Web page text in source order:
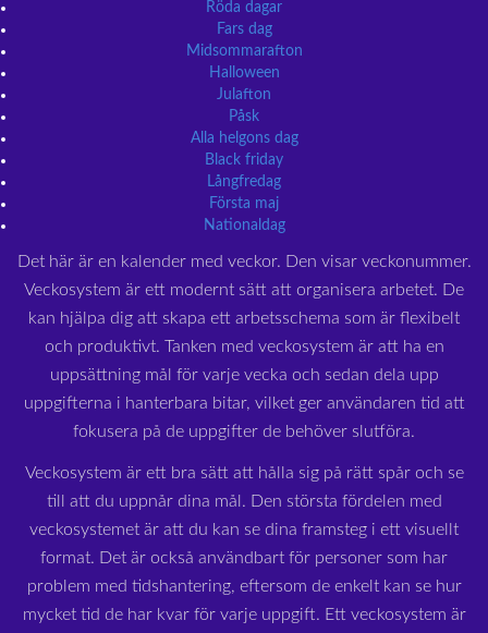
Röda dagar
Fars dag
Midsommarafton
Halloween
Julafton
Påsk
Alla helgons dag
Black friday
Långfredag
Första maj
Nationaldag
Det här är en kalender med veckor. Den visar veckonummer.
Veckosystem är ett modernt sätt att organisera arbetet. De
kan hjälpa dig att skapa ett arbetsschema som är flexibelt
och produktivt. Tanken med veckosystem är att ha en
uppsättning mål för varje vecka och sedan dela upp
uppgifterna i hanterbara bitar, vilket ger användaren tid att
fokusera på de uppgifter de behöver slutföra.
Veckosystem är ett bra sätt att hålla sig på rätt spår och se
till att du uppnår dina mål. Den största fördelen med
veckosystemet är att du kan se dina framsteg i ett visuellt
format. Det är också användbart för personer som har
problem med tidshantering, eftersom de enkelt kan se hur
mycket tid de har kvar för varje uppgift. Ett veckosystem är